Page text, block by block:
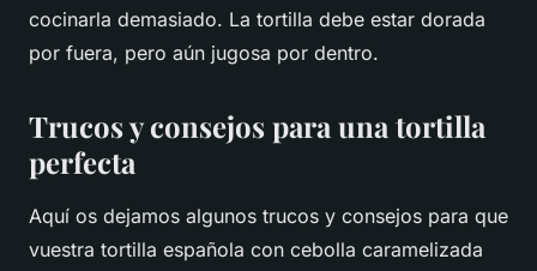
cocinarla demasiado. La tortilla debe estar dorada
por fuera, pero aún jugosa por dentro.
Trucos y consejos para una tortilla
perfecta
Aquí os dejamos algunos trucos y consejos para que
vuestra tortilla española con cebolla caramelizada